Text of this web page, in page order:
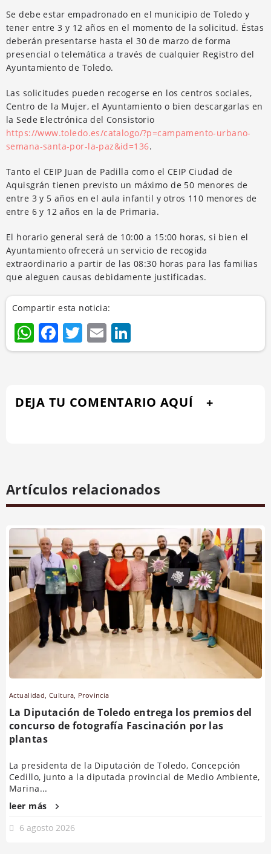
Se debe estar empadronado en el municipio de Toledo y
tener entre 3 y 12 años en el momento de la solicitud. Éstas
deberán presentarse hasta el 30 de marzo de forma
presencial o telemática a través de cualquier Registro del
Ayuntamiento de Toledo.
Las solicitudes pueden recogerse en los centros sociales,
Centro de la Mujer, el Ayuntamiento o bien descargarlas en
la Sede Electrónica del Consistorio
https://www.toledo.es/catalogo/?p=campamento-urbano-
semana-santa-por-la-paz&id=136.
Tanto el CEIP Juan de Padilla como el CEIP Ciudad de
Aquisgrán tienen previsto un máximo de 50 menores de
entre 3 y 5 años en el aula infantil y otros 110 menores de
entre 6 y 12 años en la de Primaria.
El horario general será de 10:00 a 15:00 horas, si bien el
Ayuntamiento ofrecerá un servicio de recogida
extraordinario a partir de las 08:30 horas para las familias
que aleguen causas debidamente justificadas.
Compartir esta noticia:
WhatsApp
Facebook
Twitter
Email
DEJA TU COMENTARIO AQUÍ
Artículos relacionados
Actualidad,Cultura, Provincia
La Diputación de Toledo entrega los premios del
concurso de fotografía Fascinación por las
plantas
La presidenta de la Diputación de Toledo, Concepción
Cedillo, junto a la diputada provincial de Medio Ambiente,
Marina...
leer más
6 agosto 2026